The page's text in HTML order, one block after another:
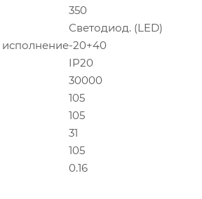
350
Светодиод. (LED)
-20+40
IP20
30000
105
105
31
105
0.16